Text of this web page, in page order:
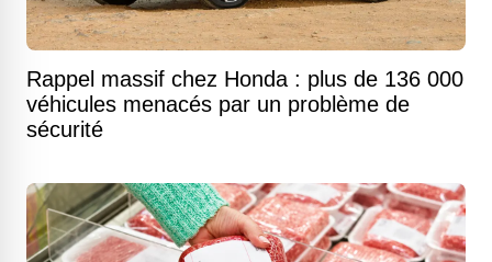
Rappel massif chez Honda : plus de 136 000
véhicules menacés par un problème de
sécurité